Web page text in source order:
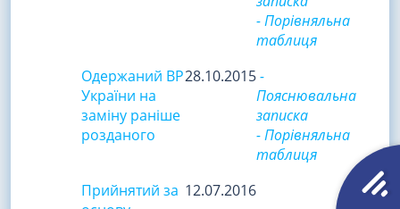
- Порівняльна
таблиця
Одержаний ВР
України на
заміну раніше
розданого
28.10.2015-
Пояснювальна
записка
- Порівняльна
таблиця
Прийнятий за 12.07.2016